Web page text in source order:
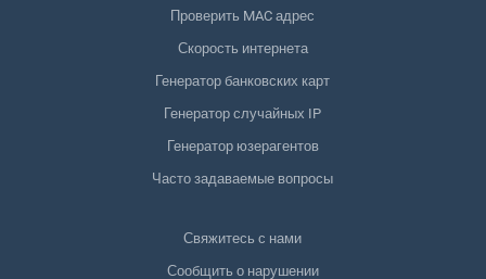
Проверить MAC адрес
Скорость интернета
Генератор банковских карт
Генератор случайных IP
Генератор юзерагентов
Часто задаваемые вопросы
Свяжитесь с нами
Сообщить о нарушении